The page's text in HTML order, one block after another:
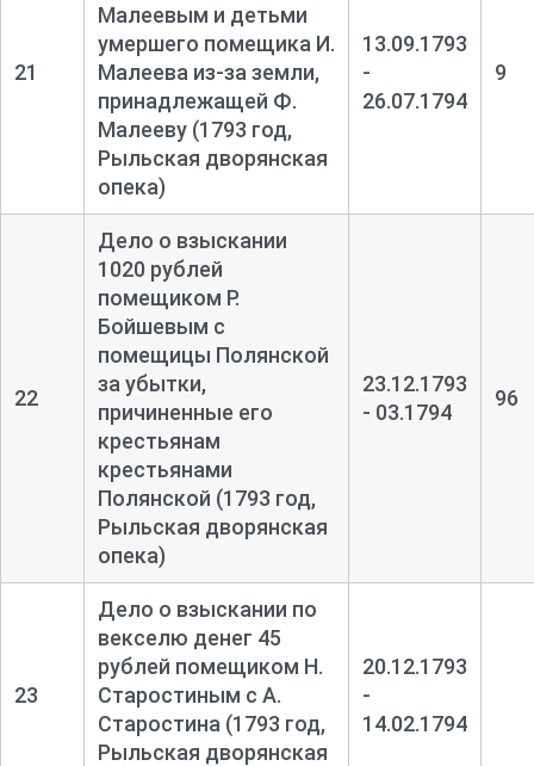
21
Малеевым и детьми
умершего помещика И.
Малеева из-за земли,
принадлежащей Ф.
Малееву (1793 год,
Рыльская дворянская
опека)
13.09.1793
-
26.07.1794
9
22
Дело о взыскании
1020 рублей
помещиком Р.
Бойшевым с
помещицы Полянской
за убытки,
причиненные его
крестьянам
крестьянами
Полянской (1793 год,
Рыльская дворянская
опека)
23.12.1793
- 03.1794
96
23
Дело о взыскании по
векселю денег 45
рублей помещиком Н.
Старостиным с А.
Старостина (1793 год,
Рыльская дворянская
20.12.1793
-
14.02.1794